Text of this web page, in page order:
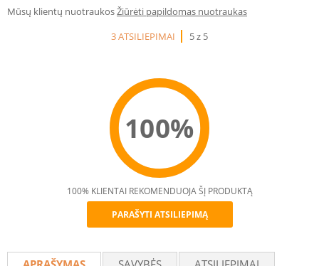
Mūsų klientų nuotraukosŽiūrėti papildomas nuotraukas
3 ATSILIEPIMAI
5 z 5
100%
Recommend
100% KLIENTAI REKOMENDUOJA ŠĮ PRODUKTĄ
PARAŠYTI ATSILIEPIMĄ